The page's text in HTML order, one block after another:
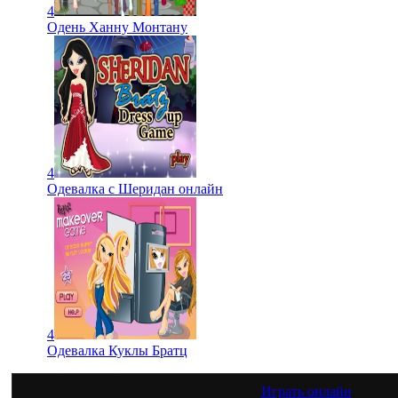
4
Одень Ханну Монтану
4
Одевалка с Шеридан онлайн
4
Одевалка Куклы Братц
Играть онлайн